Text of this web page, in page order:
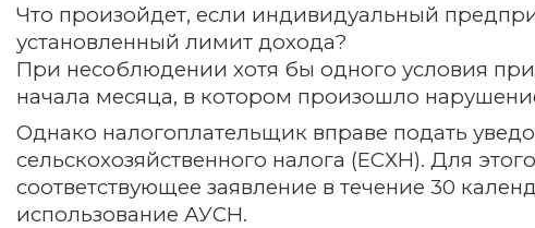
Что произойдет, если индивидуальный
установленный лимит дохода?
При несоблюдении хотя бы одного условия
начала месяца, в котором произошло
Однако налогоплательщик вправе подать
сельскохозяйственного налога (ЕСХН). Для
соответствующее заявление в течение 30
использование АУСН.